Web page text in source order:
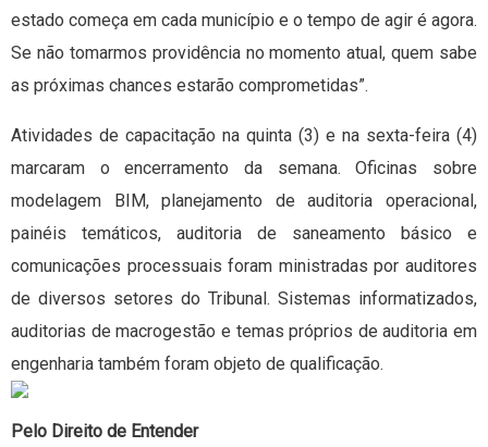
estado começa em cada município e o tempo de agir é agora.
Se não tomarmos providência no momento atual, quem sabe
as próximas chances estarão comprometidas”.
Atividades de capacitação na quinta (3) e na sexta-feira (4)
marcaram o encerramento da semana. Oficinas sobre
modelagem BIM, planejamento de auditoria operacional,
painéis temáticos, auditoria de saneamento básico e
comunicações processuais foram ministradas por auditores
de diversos setores do Tribunal. Sistemas informatizados,
auditorias de macrogestão e temas próprios de auditoria em
engenharia também foram objeto de qualificação.
Pelo Direito de Entender